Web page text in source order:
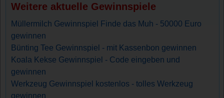
Weitere aktuelle Gewinnspiele
Müllermilch Gewinnspiel Finde das Muh - 50000 Euro
gewinnen
Bünting Tee Gewinnspiel - mit Kassenbon gewinnen
Koala Kekse Gewinnspiel - Code eingeben und
gewinnen
Werkzeug Gewinnspiel kostenlos - tolles Werkzeug
gewinnen